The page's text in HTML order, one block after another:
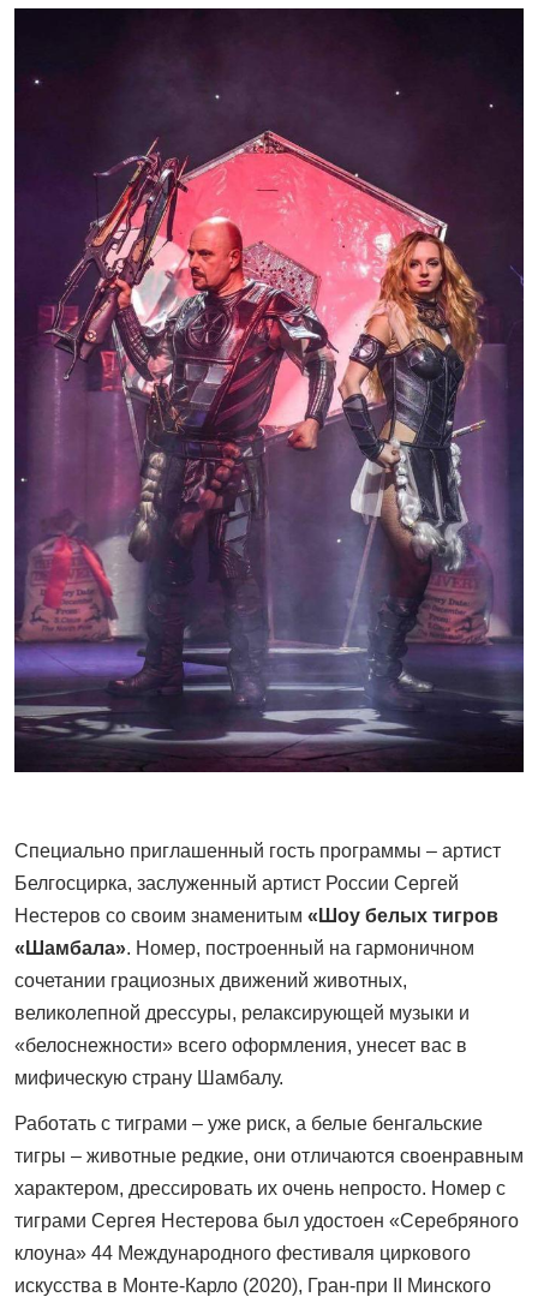
Специально приглашенный гость программы – артист
Белгосцирка, заслуженный артист России Сергей
Нестеров со своим знаменитым «Шоу белых тигров
«Шамбала». Номер, построенный на гармоничном
сочетании грациозных движений животных,
великолепной дрессуры, релаксирующей музыки и
«белоснежности» всего оформления, унесет вас в
мифическую страну Шамбалу.
Работать с тиграми – уже риск, а белые бенгальские
тигры – животные редкие, они отличаются своенравным
характером, дрессировать их очень непросто. Номер с
тиграми Сергея Нестерова был удостоен «Серебряного
клоуна» 44 Международного фестиваля циркового
искусства в Монте-Карло (2020), Гран-при ІІ Минского